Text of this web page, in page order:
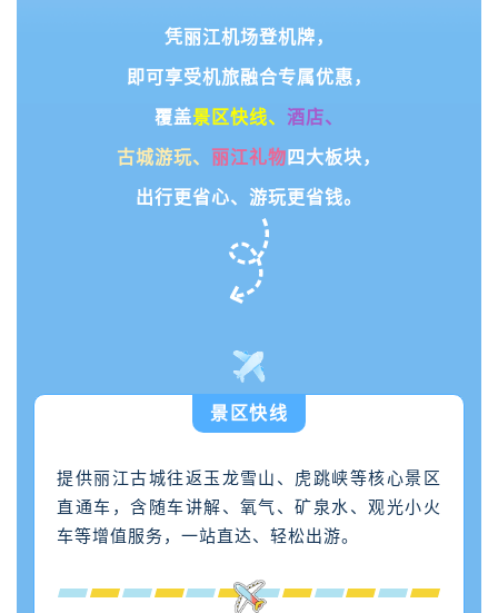
凭丽江机场登机牌，
即可享受机旅融合专属优惠，
覆盖景区快线、 酒店、
古城游玩、 丽江礼物 四大板块，
出行更省心、游玩更省钱。
景区快线
提供丽江古城往返玉龙雪山、虎跳峡等核心景区
直通车，含随车讲解、氧气、矿泉水、观光小火
车等增值服务，一站直达、轻松出游。